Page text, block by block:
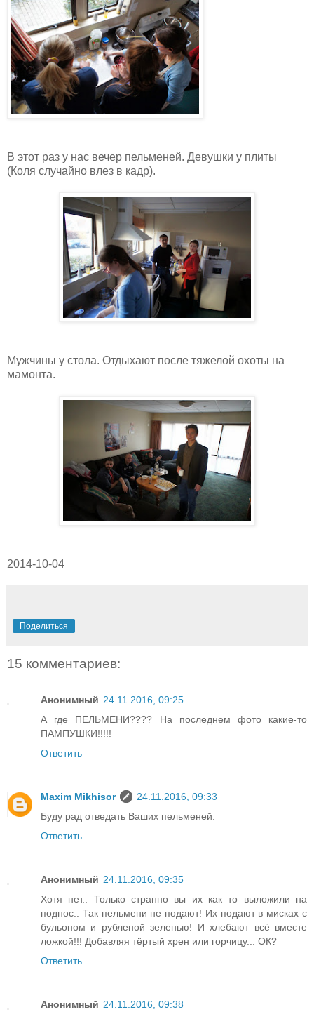
В этот раз у нас вечер пельменей. Девушки у плиты
(Коля случайно влез в кадр).
Мужчины у стола. Отдыхают после тяжелой охоты на
мамонта.
2014-10-04
Поделиться
15 комментариев:
Анонимный 24.11.2016, 09:25
А где ПЕЛЬМЕНИ???? На последнем фото какие-то
ПАМПУШКИ!!!!!
Ответить
Maxim Mikhisor
24.11.2016, 09:33
Буду рад отведать Ваших пельменей.
Ответить
Анонимный 24.11.2016, 09:35
Хотя нет.. Только странно вы их как то выложили на
поднос.. Так пельмени не подают! Их подают в мисках с
бульоном и рубленой зеленью! И хлебают всё вместе
ложкой!!! Добавляя тёртый хрен или горчицу... ОК?
Ответить
Анонимный 24.11.2016, 09:38